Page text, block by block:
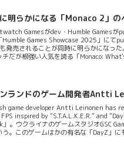
明らかになる「Monaco 2」
Gamesがdev・Humble Gamesが
Humble Games Showcase 2025」にて
発売されることが同時に明らかになっ
チだが根強い人気を誇る「Monaco:
ランドのゲーム開発者Antti
game developer Antti Leinonen has
inspired by “S.T.A.L.K.E.R.” and
」。ウクライナのゲームスタジオGSC
う。このゲームはかの有名な「DayZ」